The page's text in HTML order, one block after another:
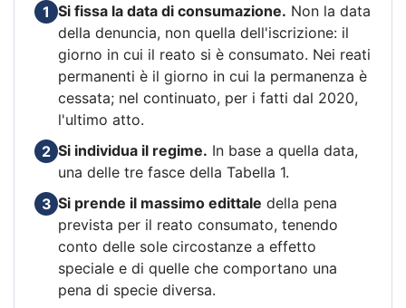
1 Si fissa la data di consumazione. Non la data
della denuncia, non quella dell'iscrizione: il
giorno in cui il reato si è consumato. Nei reati
permanenti è il giorno in cui la permanenza è
cessata; nel continuato, per i fatti dal 2020,
l'ultimo atto.
2 Si individua il regime. In base a quella data,
una delle tre fasce della Tabella 1.
3 Si prende il massimo edittale della pena
prevista per il reato consumato, tenendo
conto delle sole circostanze a effetto
speciale e di quelle che comportano una
pena di specie diversa.